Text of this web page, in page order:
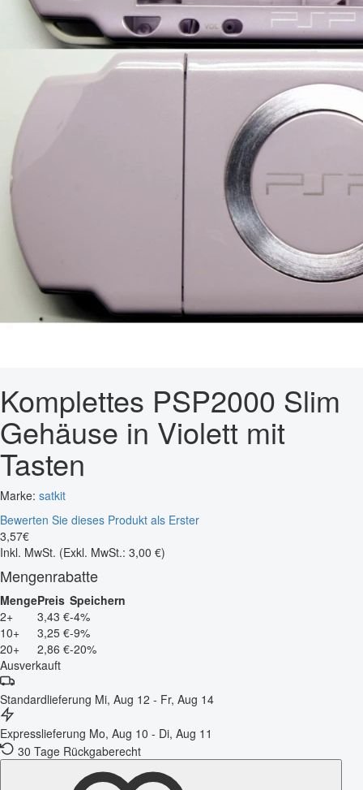
Komplettes PSP2000 Slim
Gehäuse in Violett mit
Tasten
Marke: satkit
Bewerten Sie dieses Produkt als Erster
3,57€
Inkl. MwSt. (Exkl. MwSt.: 3,00 €)
Mengenrabatte
MengePreis Speichern
2+
3,43 €-4%
10+
3,25 €-9%
20+
2,86 €-20%
Ausverkauft
Standardlieferung Mi, Aug 12 - Fr, Aug 14
Expresslieferung Mo, Aug 10 - Di, Aug 11
30 Tage Rückgaberecht